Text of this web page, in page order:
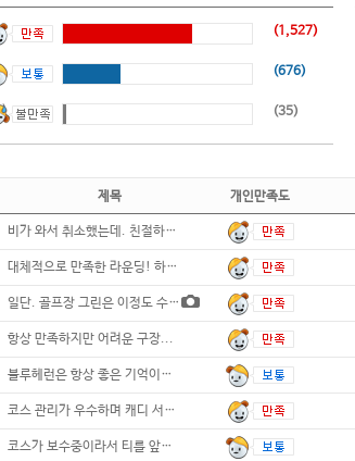
(1,527)
(676)
(35)
제목 개인만족도
비가 와서 취소했는데. 친절하게 처리해 주셔
대체적으로 만족한 라운딩! 하지만 같은급의
일단. 골프장 그린은 이정도 수준이 많습니다
항상 만족하지만 어려운 구장...
블루헤런은 항상 좋은 기억이었는데...이번
코스 관리가 우수하며 캐디 서비스 훌륭...
코스가 보수중이라서 티를 앞으로 많이 빼나서